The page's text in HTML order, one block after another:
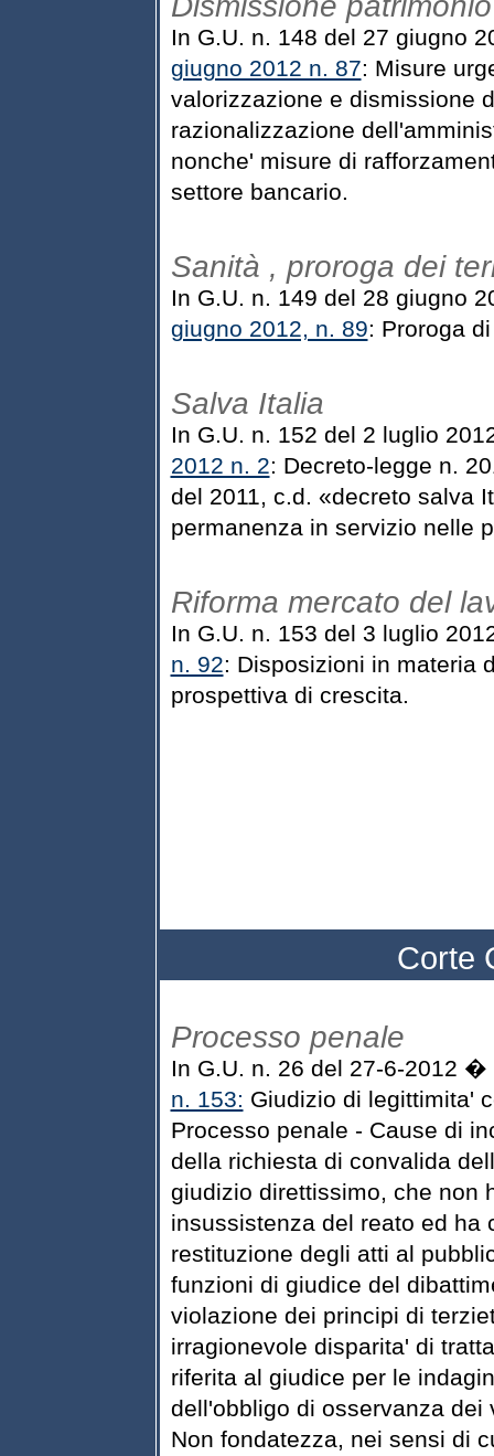
In G.U. n. 148 del 27 giugno
giugno 2012 n. 87: Misure
valorizzazione e dismissione
razionalizzazione
nonche' misure di
settore bancario.
Sanità , proroga dei
In G.U. n. 149 del 28 giugno
giugno 2012, n. 89: Proroga
Salva Italia
In G.U. n. 152 del 2 luglio
2012 n. 2: Decreto-legge n.
del 2011, c.d. «decreto salva
permanenza in servizio nelle
Riforma mercato del
In G.U. n. 153 del 3 luglio
n. 92: Disposizioni in materia
prospettiva di crescita.
Corte
Processo penale
In G.U. n. 26 del 27-6-2012
n. 153: Giudizio di legittimita'
Processo penale - Cause di
della richiesta di convalida
giudizio direttissimo, che non
insussistenza del reato ed ha
restituzione degli atti al
funzioni di giudice del
violazione dei principi di
irragionevole disparita' di
riferita al giudice per le
dell'obbligo di osservanza
Non fondatezza, nei sensi di